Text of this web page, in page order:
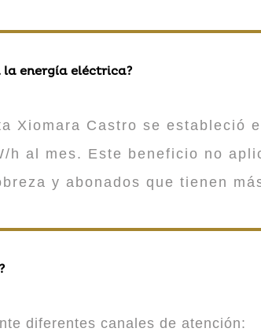
energía eléctrica?
Xiomara Castro se
h al mes. Este beneficio no
y abonados que tienen
diferentes canales de atención: